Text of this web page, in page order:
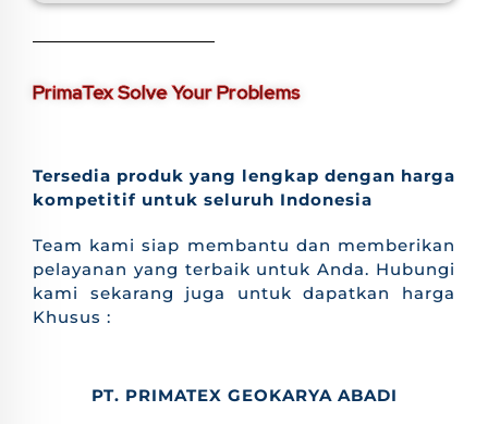
PrimaTex Solve Your Problems
Tersedia produk yang lengkap dengan harga
kompetitif untuk seluruh Indonesia
Team kami siap membantu dan memberikan
pelayanan yang terbaik untuk Anda. Hubungi
kami sekarang juga untuk dapatkan harga
Khusus :
PT. PRIMATEX GEOKARYA ABADI